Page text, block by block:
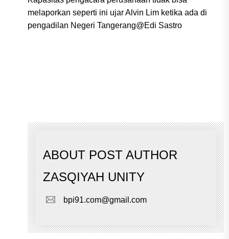
melaporkan seperti ini ujar Alvin Lim ketika ada di
pengadilan Negeri Tangerang@Edi Sastro
ABOUT POST AUTHOR
ZASQIYAH UNITY
bpi91.com@gmail.com